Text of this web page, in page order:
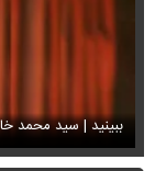
ببینید | سید محمد